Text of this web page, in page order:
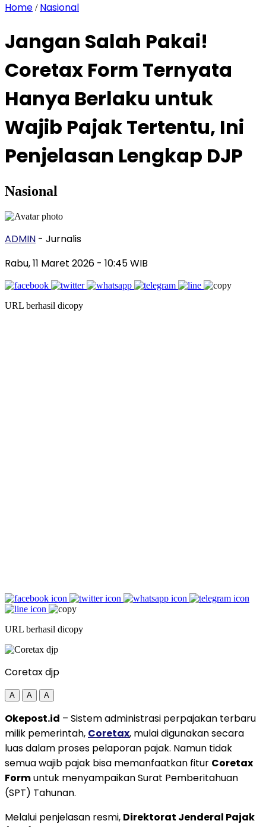
Home / Nasional
Jangan Salah Pakai!
Coretax Form Ternyata
Hanya Berlaku untuk
Wajib Pajak Tertentu, Ini
Penjelasan Lengkap DJP
Nasional
ADMIN - Jurnalis
Rabu, 11 Maret 2026 - 10:45 WIB
URL berhasil dicopy
URL berhasil dicopy
Coretax djp
A A A
Okepost.id – Sistem administrasi perpajakan terbaru
milik pemerintah, Coretax, mulai digunakan secara
luas dalam proses pelaporan pajak. Namun tidak
semua wajib pajak bisa memanfaatkan fitur Coretax
Formuntuk menyampaikan Surat Pemberitahuan
(SPT) Tahunan.
Melalui penjelasan resmi, Direktorat Jenderal Pajak